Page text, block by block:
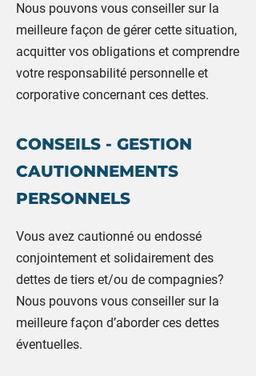
Nous pouvons vous conseiller sur la
meilleure façon de gérer cette situation,
acquitter vos obligations et comprendre
votre responsabilité personnelle et
corporative concernant ces dettes.
CONSEILS - GESTION
CAUTIONNEMENTS
PERSONNELS
Vous avez cautionné ou endossé
conjointement et solidairement des
dettes de tiers et/ou de compagnies?
Nous pouvons vous conseiller sur la
meilleure façon d’aborder ces dettes
éventuelles.